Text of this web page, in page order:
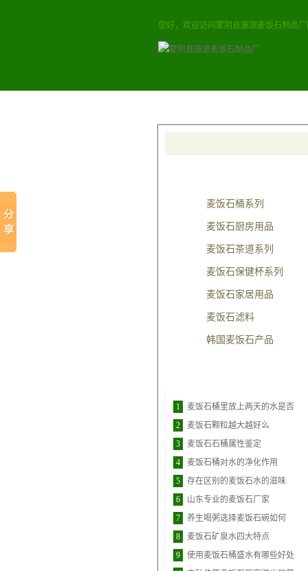
您好，欢迎访问蒙阴县康源麦饭石制品
麦饭石桶系列
麦饭石厨房用品
麦饭石茶道系列
麦饭石保健杯系列
麦饭石家居用品
麦饭石滤料
韩国麦饭石产品
1
麦饭石桶里放上两天的水是否
2
麦饭石颗粒越大越好么
3
麦饭石石桶属性鉴定
4
麦饭石桶对水的净化作用
5
存在区别的麦饭石水的滋味
6
山东专业的麦饭石厂家
7
养生喝粥选择麦饭石碗如何
8
麦饭石矿泉水四大特点
9
使用麦饭石桶盛水有哪些好处